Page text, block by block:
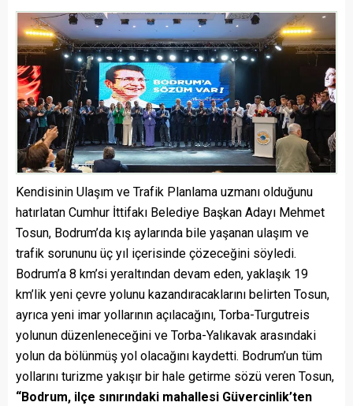
Kendisinin Ulaşım ve Trafik Planlama uzmanı olduğunu
hatırlatan Cumhur İttifakı Belediye Başkan Adayı Mehmet
Tosun, Bodrum’da kış aylarında bile yaşanan ulaşım ve
trafik sorununu üç yıl içerisinde çözeceğini söyledi.
Bodrum’a 8 km’si yeraltından devam eden, yaklaşık 19
km’lik yeni çevre yolunu kazandıracaklarını belirten Tosun,
ayrıca yeni imar yollarının açılacağını, Torba-Turgutreis
yolunun düzenleneceğini ve Torba-Yalıkavak arasındaki
yolun da bölünmüş yol olacağını kaydetti. Bodrum’un tüm
yollarını turizme yakışır bir hale getirme sözü veren Tosun,
“Bodrum, ilçe sınırındaki mahallesi Güvercinlik’ten